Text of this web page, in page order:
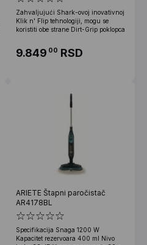
Zahvaljujući Shark-ovoj inovativnoj
Klik n' Flip tehnologiji, mogu se
koristiti obe strane Dirt-Grip poklopca
9.849 00 RSD
ARIETE Štapni paročistač
AR4178BL
Specifikacija Snaga 1200 W
Kapacitet rezervoara 400 ml Nivo